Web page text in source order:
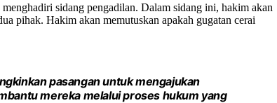
sidang pengadilan. Dalam sidang ini, hakim akan
pihak. Hakim akan memutuskan apakah gugatan cerai
pasangan untuk mengajukan
mereka melalui proses hukum yang